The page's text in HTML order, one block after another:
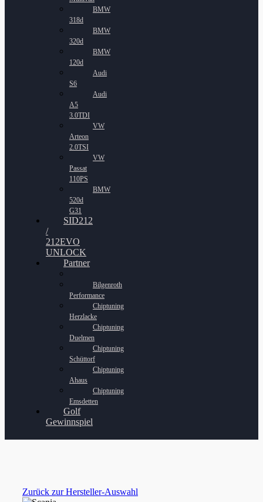
BMW
318d
BMW
320d
BMW
120d
Audi
S6
Audi
A5
3.0TDI
VW
Arteon
2.0TSI
VW
Passat
110PS
BMW
520d
G31
SID212
/
212EVO
UNLOCK
Partner
Bilgenroth
Performance
Chiptuning
Herzlacke
Chiptuning
Duelmen
Chiptuning
Schüttorf
Chiptuning
Ahaus
Chiptuning
Emsdetten
Golf
Gewinnspiel
Zurück zur Hersteller-Auswahl